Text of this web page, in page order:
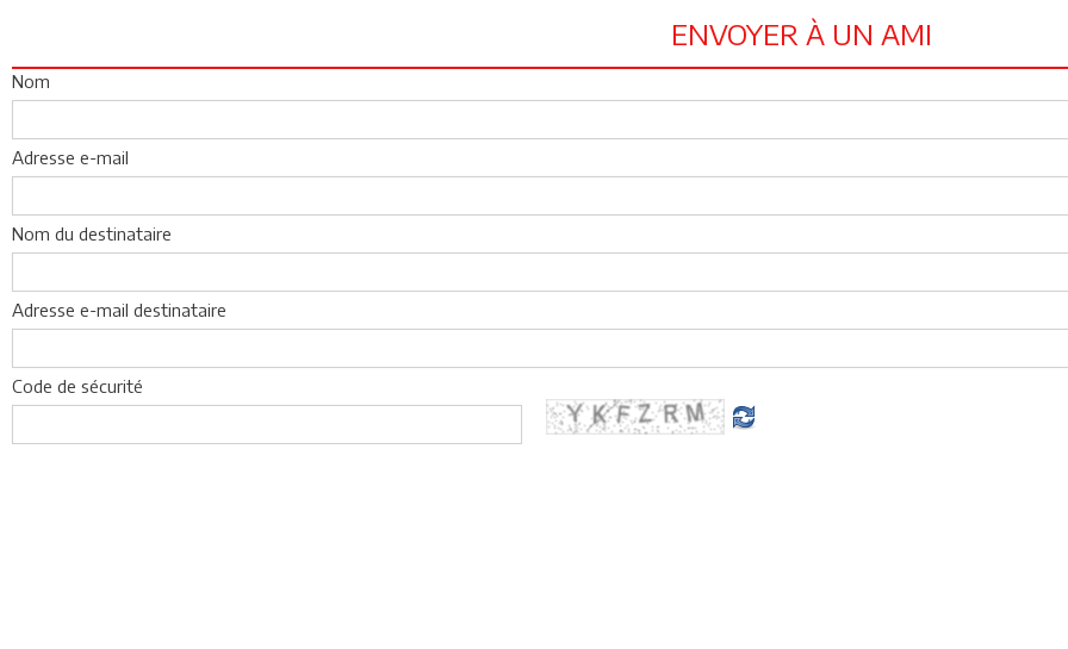
ENVOYER À UN AMI
Nom
Adresse e-mail
Nom du destinataire
Adresse e-mail destinataire
Code de sécurité